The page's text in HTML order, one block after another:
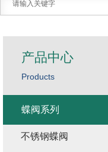
产品中心
Products
蝶阀系列
不锈钢蝶阀